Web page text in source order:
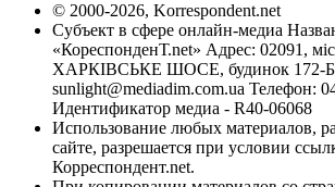
© 2000-2026, Korrespondent.net
Субъект в сфере онлайн-медиа
«КореспонденТ.net» Адрес: 02091,
ХАРКІВСЬКЕ ШОСЕ, будинок 172-Б,
sunlight@mediadim.com.ua Телефон:
Идентификатор медиа - R40-06068
Использование любых материалов,
сайте, разрешается при условии
Корреспондент.net.